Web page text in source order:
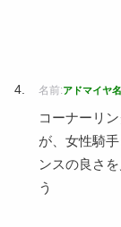
名前:アドマイヤ
コーナーリ
が、女性騎
ンスの良さ
う